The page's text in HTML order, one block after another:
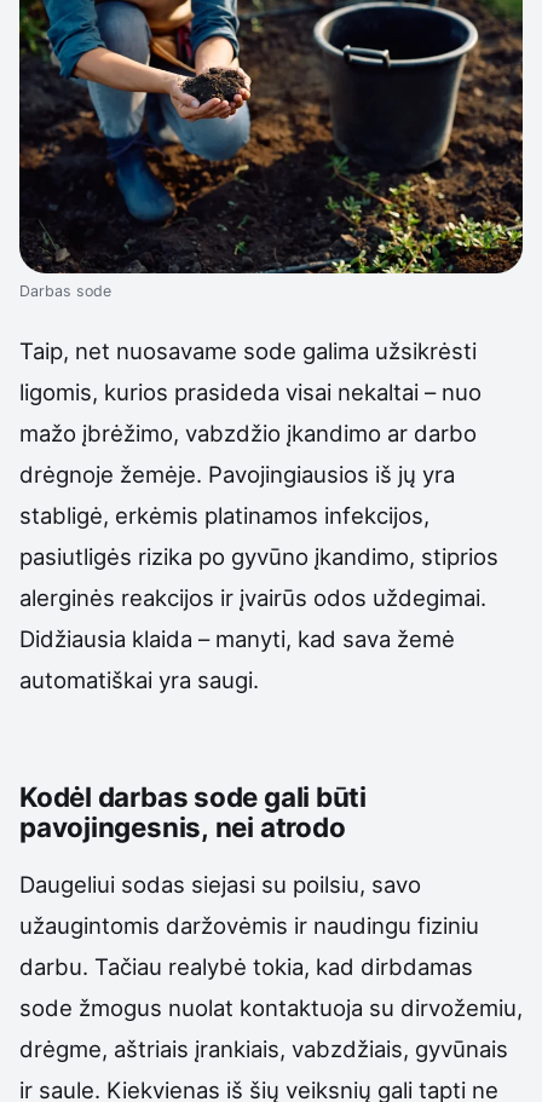
Darbas sode
Taip, net nuosavame sode galima užsikrėsti
ligomis, kurios prasideda visai nekaltai – nuo
mažo įbrėžimo, vabzdžio įkandimo ar darbo
drėgnoje žemėje. Pavojingiausios iš jų yra
stabligė, erkėmis platinamos infekcijos,
pasiutligės rizika po gyvūno įkandimo, stiprios
alerginės reakcijos ir įvairūs odos uždegimai.
Didžiausia klaida – manyti, kad sava žemė
automatiškai yra saugi.
Kodėl darbas sode gali būti
pavojingesnis, nei atrodo
Daugeliui sodas siejasi su poilsiu, savo
užaugintomis daržovėmis ir naudingu fiziniu
darbu. Tačiau realybė tokia, kad dirbdamas
sode žmogus nuolat kontaktuoja su dirvožemiu,
drėgme, aštriais įrankiais, vabzdžiais, gyvūnais
ir saule. Kiekvienas iš šių veiksnių gali tapti ne